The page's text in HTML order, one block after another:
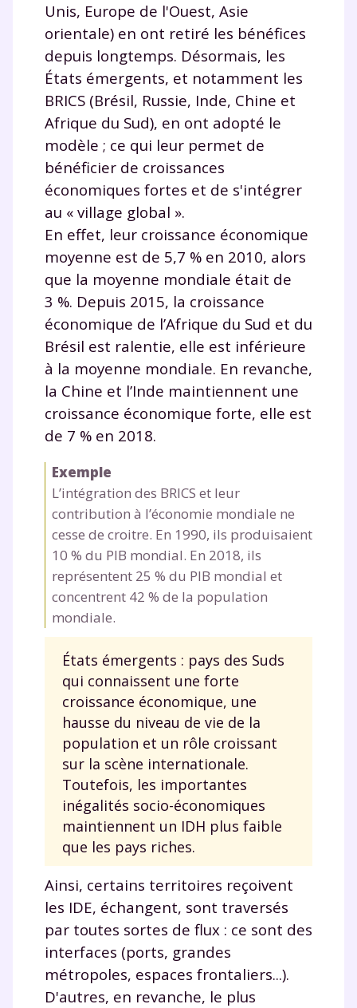
Unis, Europe de l'Ouest, Asie
orientale) en ont retiré les bénéfices
depuis longtemps. Désormais, les
États émergents, et notamment les
BRICS (Brésil, Russie, Inde, Chine et
Afrique du Sud), en ont adopté le
modèle ; ce qui leur permet de
bénéficier de croissances
économiques fortes et de s'intégrer
au « village global ».
En effet, leur croissance économique
moyenne est de 5,7 % en 2010, alors
que la moyenne mondiale était de
3 %. Depuis 2015, la croissance
économique de l’Afrique du Sud et du
Brésil est ralentie, elle est inférieure
à la moyenne mondiale. En revanche,
la Chine et l’Inde maintiennent une
croissance économique forte, elle est
de 7 % en 2018.
Exemple
L’intégration des BRICS et leur
contribution à l’économie mondiale ne
cesse de croitre. En 1990, ils produisaient
10 % du PIB mondial. En 2018, ils
représentent 25 % du PIB mondial et
concentrent 42 % de la population
mondiale.
États émergents : pays des Suds
qui connaissent une forte
croissance économique, une
hausse du niveau de vie de la
population et un rôle croissant
sur la scène internationale.
Toutefois, les importantes
inégalités socio-économiques
maintiennent un IDH plus faible
que les pays riches.
Ainsi, certains territoires reçoivent
les IDE, échangent, sont traversés
par toutes sortes de flux : ce sont des
interfaces (ports, grandes
métropoles, espaces frontaliers...).
D'autres, en revanche, le plus